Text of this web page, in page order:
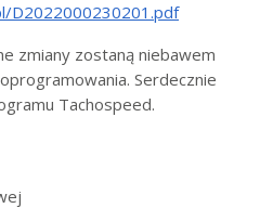
D2022000230201.pdf
zmiany zostaną niebawem
Serdecznie
Tachospeed.